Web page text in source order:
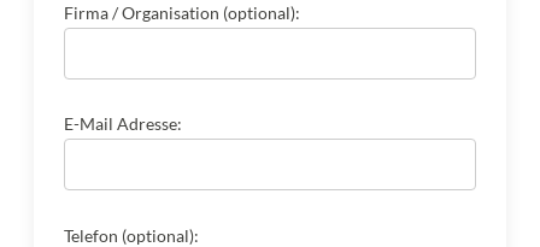
Firma / Organisation (optional):
E-Mail Adresse:
Telefon (optional):